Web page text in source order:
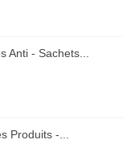
Anti - Sachets...
Produits -...